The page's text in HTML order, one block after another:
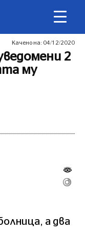
Качено на:04/12/2020
2
му
а два